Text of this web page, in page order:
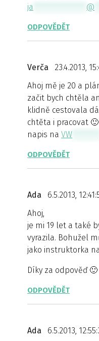
ja
@
ODPOVĚDĚT
Verča
23.4.2013,
Ahoj mě je 20 a
začit bych chtěla
klidně cestovala
chtěta i pracovat
napis na VW
ODPOVĚDĚT
Ada
6.5.2013,
Ahoj,
je mi 19 let a také
vyrazila. Bohužel
jako instruktorka
Díky za odpověď 🙂
ODPOVĚDĚT
Ada 6.5.2013,